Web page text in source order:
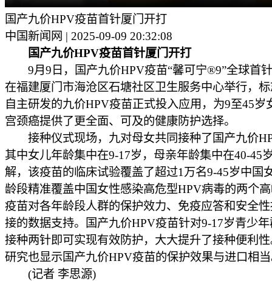
国产九价HPV疫苗首针厦门开打
中国新闻网 | 2025-09-09 20:32:08
国产九价HPV疫苗首针厦门开打
9月9日，国产九价HPV疫苗“馨可宁®9”全球首
在福建厦门市海沧区石塘社区卫生服务中心举行，
自主研发的九价HPV疫苗正式投入应用，为9至45岁
宫颈癌提供了更全面、可及的健康防护选择。
接种仪式现场，九对母女共同接种了国产九价
其中女儿年龄集中在9-17岁，母亲年龄集中在40-45
解，该疫苗的临床试验覆盖了超过1万名9-45岁中国
龄段精准覆盖中国女性感染高危型HPV病毒的两个
疫苗对各年龄段人群的保护效力、免疫应答和安全
接的数据支持。国产九价HPV疫苗针对9-17岁青少
接种两针即可实现有效防护，大大提升了接种便利
研究也显示国产九价HPV疫苗的保护效果与进口相
(记者 李思源)